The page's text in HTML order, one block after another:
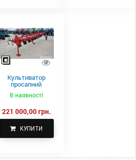
Культиватор
просапний
КПН-5,6-05
В наявності
221 000,00 грн.
КУПИТИ